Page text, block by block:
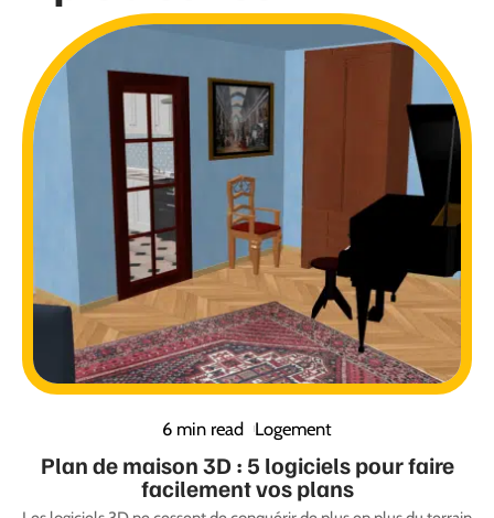
6 min read Logement
Plan de maison 3D : 5 logiciels pour faire
facilement vos plans